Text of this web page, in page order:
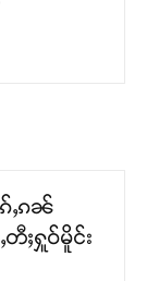
ႇၵၼ်
ႈႁူဝ်မိူင်း